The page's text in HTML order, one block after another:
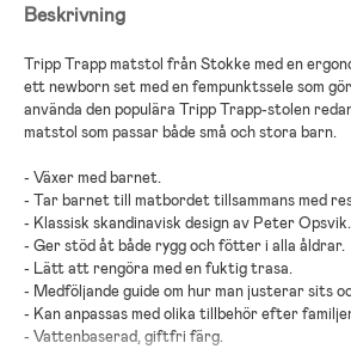
Beskrivning
Tripp Trapp matstol från Stokke med en
ett newborn set med en fempunktssele som
använda den populära Tripp Trapp-stolen
matstol som passar både små och stora barn.
- Växer med barnet.
- Tar barnet till matbordet tillsammans med
- Klassisk skandinavisk design av Peter Opsvik.
- Ger stöd åt både rygg och fötter i alla åldrar.
- Lätt att rengöra med en fuktig trasa.
- Medföljande guide om hur man justerar sits
- Kan anpassas med olika tillbehör efter
- Vattenbaserad, giftfri färg.